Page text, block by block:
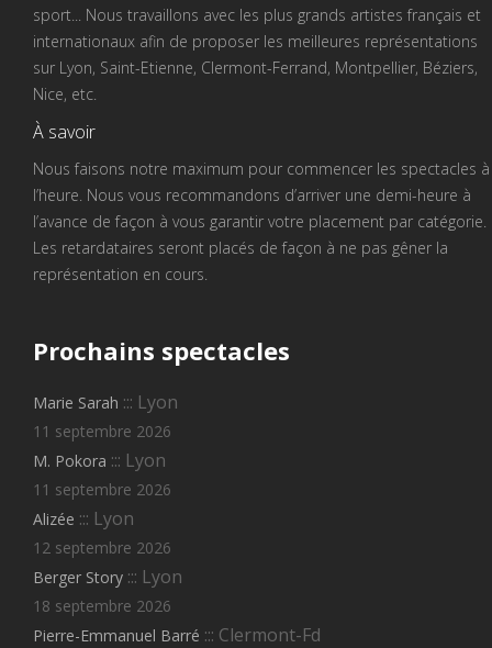
sport... Nous travaillons avec les plus grands artistes français et
internationaux afin de proposer les meilleures représentations
sur Lyon, Saint-Etienne, Clermont-Ferrand, Montpellier, Béziers,
Nice, etc.
À savoir
Nous faisons notre maximum pour commencer les spectacles à
l’heure. Nous vous recommandons d’arriver une demi-heure à
l’avance de façon à vous garantir votre placement par catégorie.
Les retardataires seront placés de façon à ne pas gêner la
représentation en cours.
Prochains spectacles
Marie Sarah ::: Lyon
11 septembre 2026
M. Pokora ::: Lyon
11 septembre 2026
Alizée ::: Lyon
12 septembre 2026
Berger Story ::: Lyon
18 septembre 2026
Pierre-Emmanuel Barré ::: Clermont-Fd